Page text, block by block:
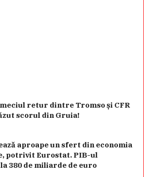
retur dintre Tromso și CFR
scorul din Gruia!
aproape un sfert din economia
potrivit Eurostat. PIB-ul
380 de miliarde de euro